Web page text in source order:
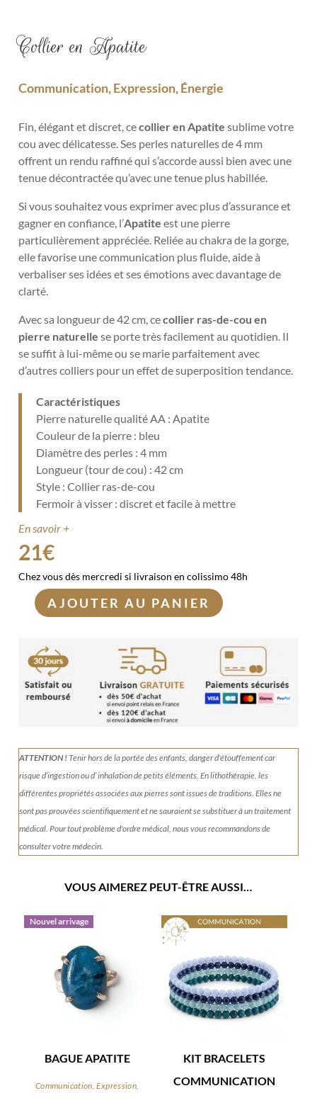
Collier en Apatite
Communication, Expression, Énergie
Fin, élégant et discret, cecollier en Apatite sublime votre
cou avec délicatesse. Ses perles naturelles de 4 mm
offrent un rendu raffiné qui s’accorde aussi bien avec une
tenue décontractée qu’avec une tenue plus habillée.
Si vous souhaitez vous exprimer avec plus d’assurance et
gagner en confiance, l’Apatite est une pierre
particulièrement appréciée. Reliée au chakra de la gorge,
elle favorise une communication plus fluide, aide à
verbaliser ses idées et ses émotions avec davantage de
clarté.
Avec sa longueur de 42 cm, cecollier ras-de-cou en
pierre naturelle se porte très facilement au quotidien. Il
se suffit à lui-même ou se marie parfaitement avec
d’autres colliers pour un effet de superposition tendance.
Caractéristiques
Pierre naturelle qualité AA : Apatite
Couleur de la pierre : bleu
Diamètre des perles : 4 mm
Longueur (tour de cou) : 42 cm
Style : Collier ras-de-cou
Fermoir à visser : discret et facile à mettre
En savoir +
21€
Chez vous dès mercredi si livraison en colissimo 48h
quantité
Collier
en
Apatite
AJOUTER AU PANIER
ATTENTION !Tenirhors de la portée des enfants, danger d'étouffement car
risque d’ingestion ou d’ inhalation de petits éléments.En lithothérapie, les
différentes propriétés associées aux pierres sont issues de traditions. Elles ne
sont pas prouvées scientifiquement et ne sauraient se substituer à un traitement
médical. Pour tout problème d'ordre médical, nous vous recommandons de
consulter votre médecin.
VOUS AIMEREZ PEUT-ÊTRE AUSSI…
Nouvel arrivage
BAGUE APATITE
Communication, Expression,
KIT BRACELETS
COMMUNICATION